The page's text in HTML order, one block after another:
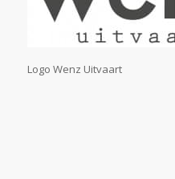
Logo Wenz Uitvaart